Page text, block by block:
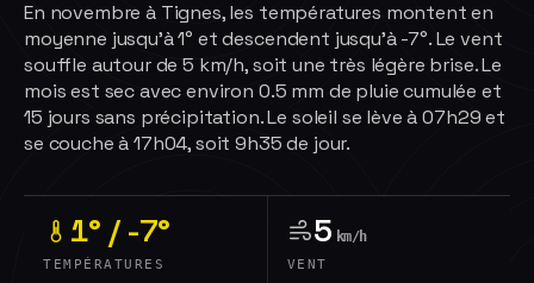
En novembre à Tignes, les températures montent en
moyenne jusqu'à 1° et descendent jusqu'à -7°. Le vent
souffle autour de 5 km/h, soit une très légère brise. Le
mois est sec avec environ 0.5 mm de pluie cumulée et
15 jours sans précipitation. Le soleil se lève à 07h29 et
se couche à 17h04, soit 9h35 de jour.
1° / -7°
TEMPÉRATURES
5 km/h
VENT